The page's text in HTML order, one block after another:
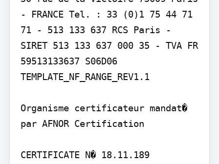
- FRANCE Tel. : 33 (0)1 75 44 71
71 - 513 133 637 RCS Paris -
SIRET 513 133 637 000 35 - TVA FR
59513133637 S06D06
TEMPLATE_NF_RANGE_REV1.1
Organisme certificateur mandat�
par AFNOR Certification
CERTIFICATE N� 18.11.189